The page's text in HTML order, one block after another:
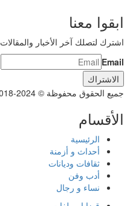
ابقوا معنا
اشترك لتصلك آخر الأخبار والمقالات
Email
جميع الحقوق محفوظة © 2024-2018
الأقسام
الرئيسية
أحداث و أزمنة
ثقافات وديانات
أدب وفن
نساء و رجال